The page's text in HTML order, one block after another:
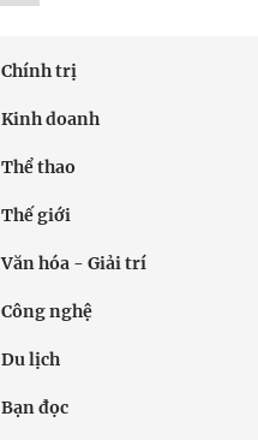
Chính trị
Kinh doanh
Thể thao
Thế giới
Văn hóa - Giải trí
Công nghệ
Du lịch
Bạn đọc